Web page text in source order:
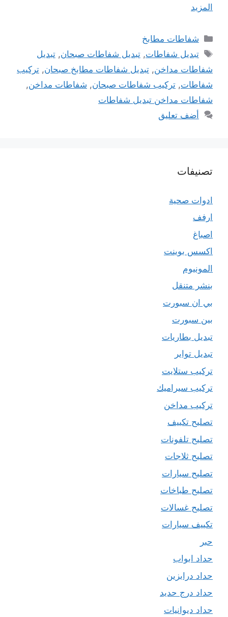
المزيد
التصنيفات
شفاطات مطابخ
الوسوم
تبديل شفاطات,تبديل شفاطات صبحان,تبديل
شفاطات مداخن, تبديل شفاطات مطابخ صبحان, تركيب
شفاطات, تركيب شفاطات صبحان, شفاطات مداخن,
شفاطات مداخن تبديل شفاطات
أضف تعليق
تصنيفات
ادوات صحية
ارفف
اصباغ
اكسس بوينت
المونيوم
بنشر متنقل
بي ان سبورت
بين سبورت
تبديل بطاريات
تبديل تواير
تركيب ستلايت
تركيب سيراميك
تركيب مداخن
تصليح تكييف
تصليح تلفونات
تصليح ثلاجات
تصليح سيارات
تصليح طباخات
تصليح غسالات
تكييف سيارات
حبر
حداد ابواب
حداد درابزين
حداد درج حديد
حداد ديوانيات